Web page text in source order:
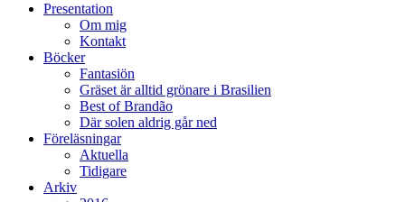
Presentation
Om mig
Kontakt
Böcker
Fantasiön
Gräset är alltid grönare i Brasilien
Best of Brandão
Där solen aldrig går ned
Föreläsningar
Aktuella
Tidigare
Arkiv